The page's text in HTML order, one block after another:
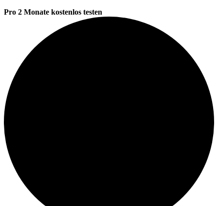
Pro 2 Monate kostenlos testen